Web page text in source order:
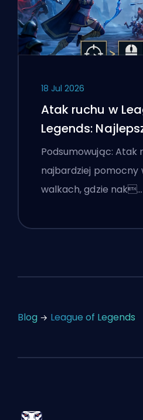
18 Jul 2026
Atak ruchu w
Legends:
Podsumowując: Atak
najbardziej
walkach, gdzie nak…
Blog League of Legends